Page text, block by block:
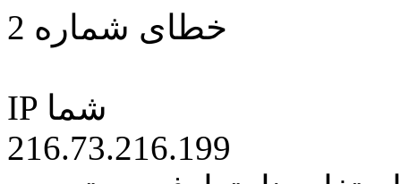
خطای شماره 2
IP شما
216.73.216.199